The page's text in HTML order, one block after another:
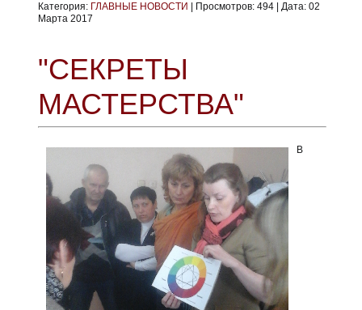
Категория: ГЛАВНЫЕ НОВОСТИ Просмотров: 494 |Дата: 02
Марта 2017
"СЕКРЕТЫ
МАСТЕРСТВА"
В